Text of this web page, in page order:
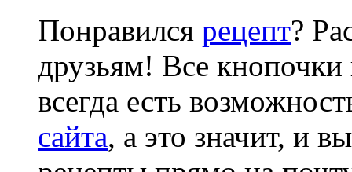
Понравился рецепт?
друзьям! Все кнопочки
всегда есть
сайта, а это значит, и